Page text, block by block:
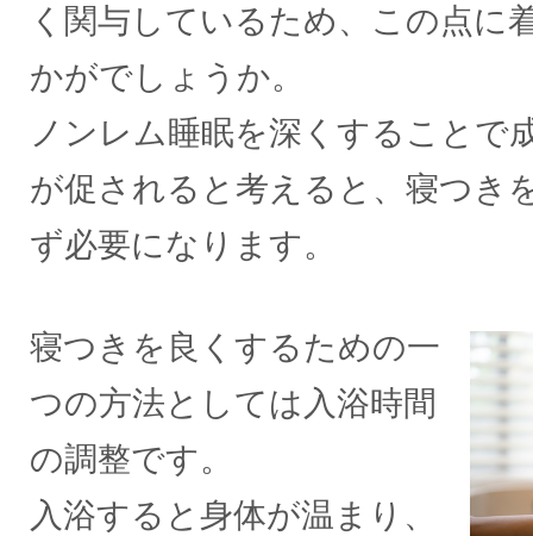
く関与しているため、この点に
かがでしょうか。
ノンレム睡眠を深くすることで
が促されると考えると、寝つき
ず必要になります。
寝つきを良くするための一
つの方法としては入浴時間
の調整です。
入浴すると身体が温まり、